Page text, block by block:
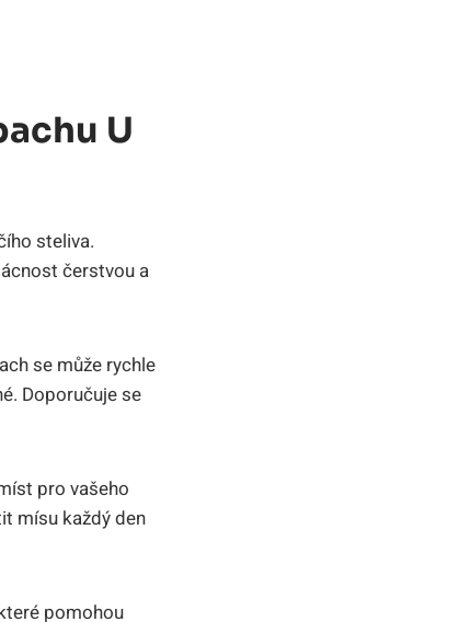
U
steliva.
čerstvou a
se může rychle
Doporučuje se
pro vašeho
mísu každý den
pomohou